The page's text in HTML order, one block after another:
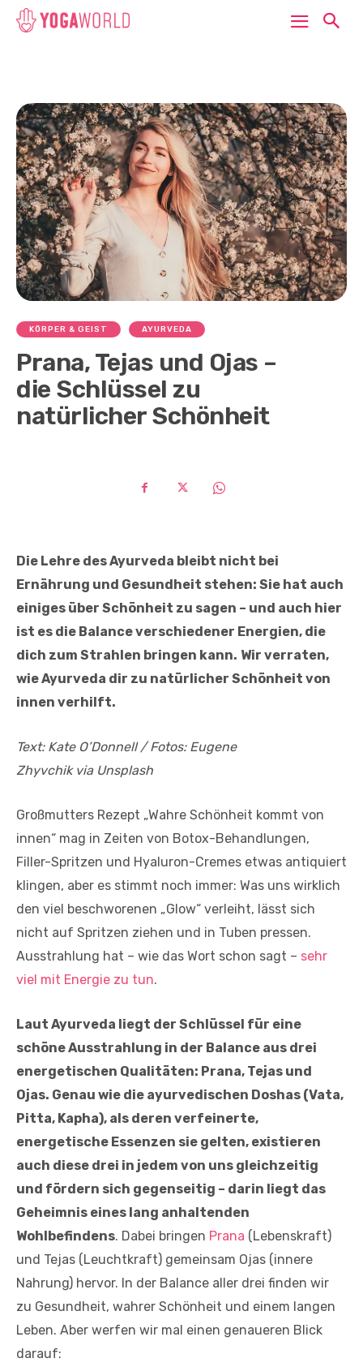
KÖRPER & GEIST AYURVEDA
Prana, Tejas und Ojas –
die Schlüssel zu
natürlicher Schönheit
Die Lehre des Ayurveda bleibt nicht bei
Ernährung und Gesundheit stehen: Sie hat auch
einiges über Schönheit zu sagen – und auch hier
ist es die Balance verschiedener Energien, die
dich zum Strahlen bringen kann. Wir verraten,
wie Ayurveda dir zu natürlicher Schönheit von
innen verhilft.
Text: Kate O’Donnell / Fotos: Eugene
Zhyvchik via Unsplash
Großmutters Rezept „Wahre Schönheit kommt von
innen“ mag in Zeiten von Botox-Behandlungen,
Filler-Spritzen und Hyaluron-Cremes etwas antiquiert
klingen, aber es stimmt noch immer: Was uns wirklich
den viel beschworenen „Glow“ verleiht, lässt sich
nicht auf Spritzen ziehen und in Tuben pressen.
Ausstrahlung hat – wie das Wort schon sagt – sehr
viel mit Energie zu tun.
Laut Ayurveda liegt der Schlüssel für eine
schöne Ausstrahlung in der Balance aus drei
energetischen Qualitäten: Prana, Tejas und
Ojas. Genau wie die ayurvedischen Doshas (Vata,
Pitta, Kapha), als deren verfeinerte,
energetische Essenzen sie gelten, existieren
auch diese drei in jedem von uns gleichzeitig
und fördern sich gegenseitig – darin liegt das
Geheimnis eines lang anhaltenden
Wohlbefindens. Dabei bringen Prana (Lebenskraft)
und Tejas (Leuchtkraft) gemeinsam Ojas (innere
Nahrung) hervor. In der Balance aller drei finden wir
zu Gesundheit, wahrer Schönheit und einem langen
Leben. Aber werfen wir mal einen genaueren Blick
darauf: